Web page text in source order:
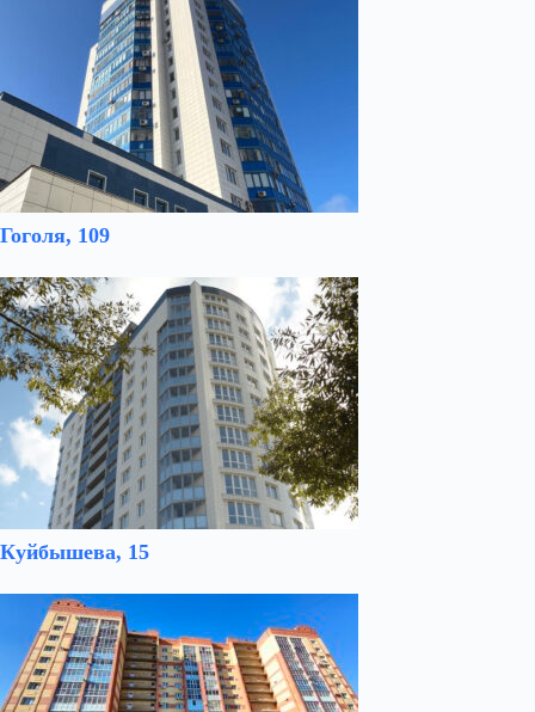
Гоголя, 109
Куйбышева, 15